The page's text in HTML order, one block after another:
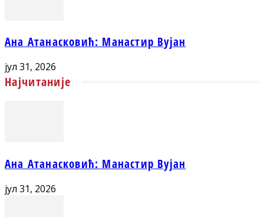
Ана Атанасковић: Манастир Вујан
јул 31, 2026
Најчитаније
Ана Атанасковић: Манастир Вујан
јул 31, 2026